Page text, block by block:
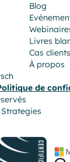
Blog
Livres
Cas clients
À propos
de